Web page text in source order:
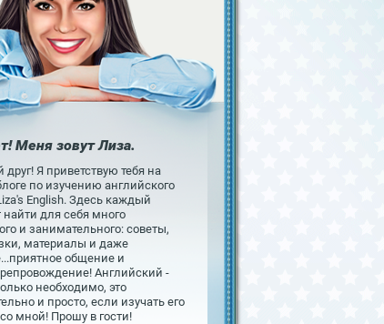
Меня зовут Лиза.
друг! Я приветствую тебя на
по изучению английского
English. Здесь каждый
для себя много
и занимательного: советы,
материалы и даже
общение и
Английский -
необходимо, это
и просто, если изучать его
мной! Прошу в гости!